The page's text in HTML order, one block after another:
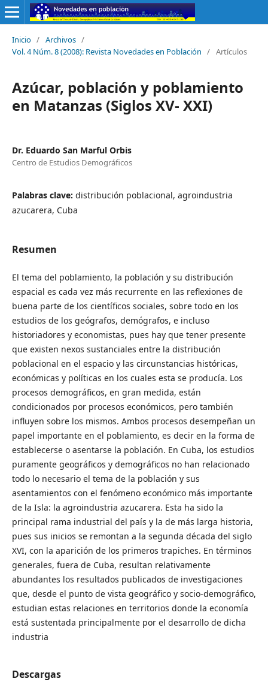
Inicio / Archivos /
Vol. 4 Núm. 8 (2008): Revista Novedades en Población / Artículos
Azúcar, población y poblamiento
en Matanzas (Siglos XV- XXI)
Dr. Eduardo San Marful Orbis
Centro de Estudios Demográficos
Palabras clave: distribución poblacional, agroindustria
azucarera, Cuba
Resumen
El tema del poblamiento, la población y su distribución
espacial es cada vez más recurrente en las reflexiones de
buena parte de los científicos sociales, sobre todo en los
estudios de los geógrafos, demógrafos, e incluso
historiadores y economistas, pues hay que tener presente
que existen nexos sustanciales entre la distribución
poblacional en el espacio y las circunstancias históricas,
económicas y políticas en los cuales esta se producía. Los
procesos demográficos, en gran medida, están
condicionados por procesos económicos, pero también
influyen sobre los mismos. Ambos procesos desempeñan un
papel importante en el poblamiento, es decir en la forma de
establecerse o asentarse la población. En Cuba, los estudios
puramente geográficos y demográficos no han relacionado
todo lo necesario el tema de la población y sus
asentamientos con el fenómeno económico más importante
de la Isla: la agroindustria azucarera. Esta ha sido la
principal rama industrial del país y la de más larga historia,
pues sus inicios se remontan a la segunda década del siglo
XVI, con la aparición de los primeros trapiches. En términos
generales, fuera de Cuba, resultan relativamente
abundantes los resultados publicados de investigaciones
que, desde el punto de vista geográfico y socio-demográfico,
estudian estas relaciones en territorios donde la economía
está sustentada principalmente por el desarrollo de dicha
industria
Descargas